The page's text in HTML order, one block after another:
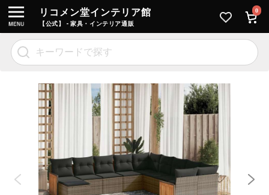
リコメン堂インテリア館
【公式】 - 家具・インテリア通販
0